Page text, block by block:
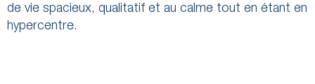
de vie spacieux, qualitatif et au calme tout en étant en
hypercentre.